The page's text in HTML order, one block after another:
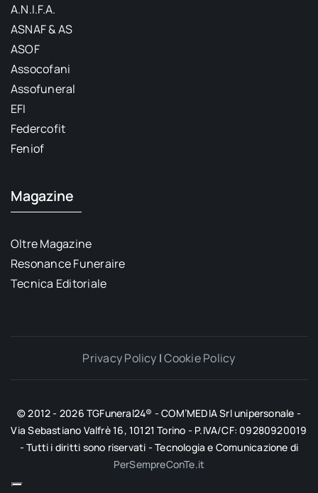
A.N.I.F.A.
ASNAF & AS
ASOF
Assocofani
Assofuneral
EFI
Federcofit
Feniof
Magazine
Oltre Magazine
Resonance Funeraire
Tecnica Editoriale
Privacy Policy |Cookie Policy
© 2012 - 2026 TGFuneral24® - COM’MEDIA Srl unipersonale -
Via Sebastiano Valfrè 16, 10121 Torino - P.IVA/CF: 09280920019
- Tutti i diritti sono riservati - Tecnologia e Comunicazione di
PerSempreConTe.it